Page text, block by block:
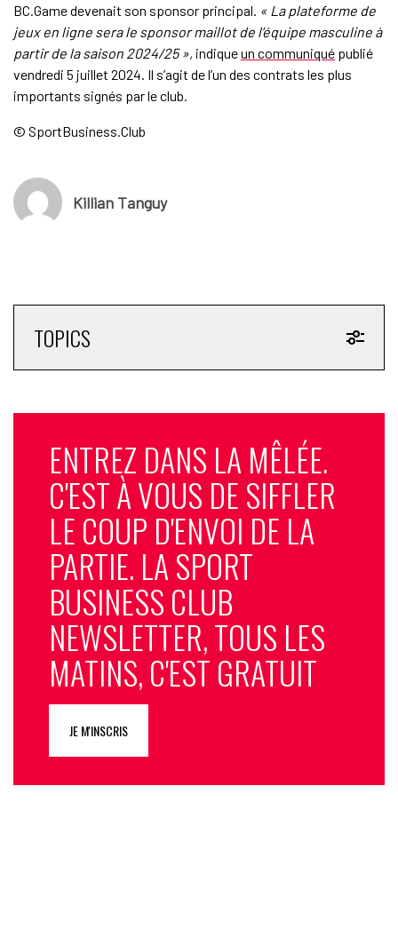
BC.Game devenait son sponsor principal. « La plateforme de
jeux en ligne sera le sponsor maillot de l’équipe masculine à
partir de la saison 2024/25 », indiqueun communiquépublié
vendredi 5 juillet 2024. Il s’agit de l’un des contrats les plus
importants signés par le club.
© SportBusiness.Club
Killian Tanguy
TOPICS
ENTREZ DANS LA MÊLÉE.
C'EST À VOUS DE SIFFLER
LE COUP D'ENVOI DE LA
PARTIE. LA SPORT
BUSINESS CLUB
NEWSLETTER, TOUS LES
MATINS, C'EST GRATUIT
JE M'INSCRIS